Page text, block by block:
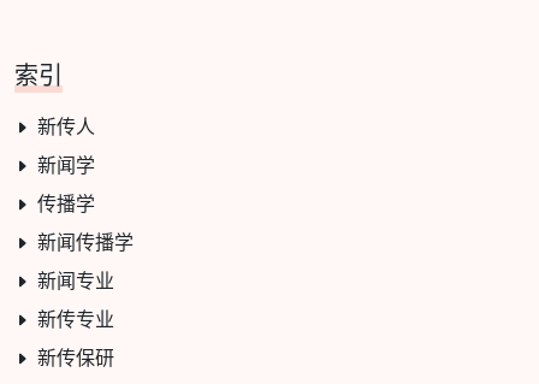
索引
新传人
新闻学
传播学
新闻传播学
新闻专业
新传专业
新传保研